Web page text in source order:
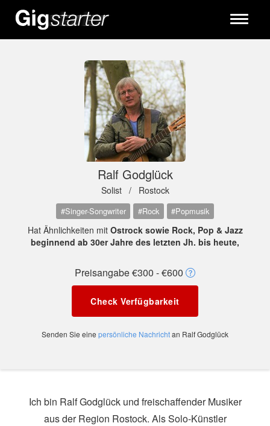
Toggle
Ralf Godglück
Solist / Rostock
#Singer-Songwriter #Rock #Popmusik
Hat Ähnlichkeiten mit Ostrock sowie Rock, Pop & Jazz
beginnend ab 30er Jahre des letzten Jh. bis heute,
Preisangabe €300 - €600
Check Verfügbarkeit
Senden Sie eine persönliche Nachrichtan Ralf Godglück
Ich bin Ralf Godglück und freischaffender Musiker
aus der Region Rostock. Als Solo-Künstler